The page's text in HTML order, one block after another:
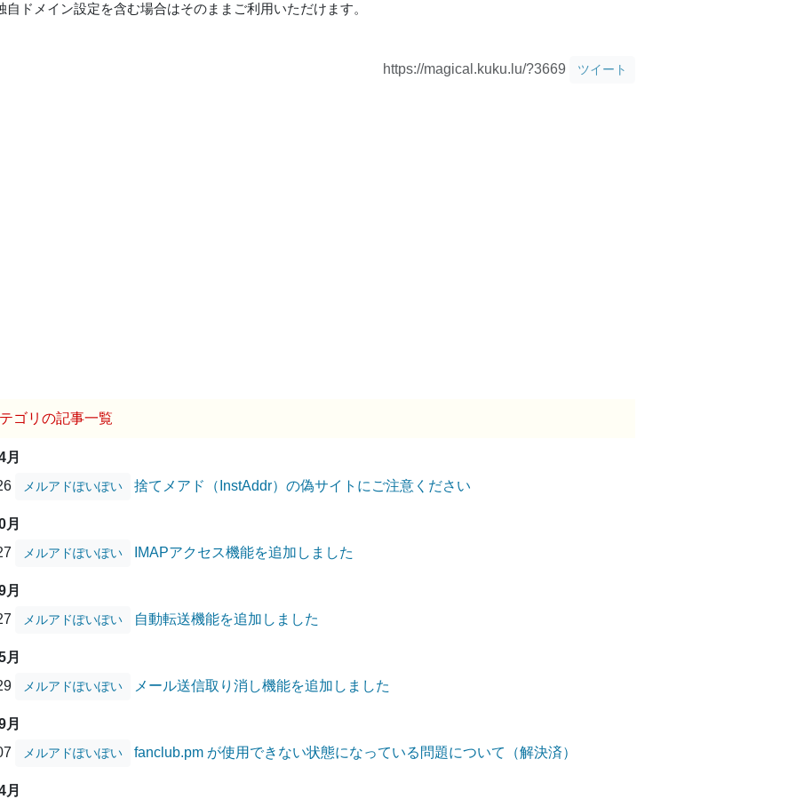
自ドメイン設定を含む場合はそのままご利用いただけます。
https://magical.kuku.lu/?3669 ツイート
ゴリの記事一覧
月
メルアドぽいぽい 捨てメアド（InstAddr）の偽サイトにご注意ください
月
メルアドぽいぽい IMAPアクセス機能を追加しました
月
メルアドぽいぽい 自動転送機能を追加しました
月
メルアドぽいぽい メール送信取り消し機能を追加しました
月
メルアドぽいぽい fanclub.pm が使用できない状態になっている問題について（解決済）
月